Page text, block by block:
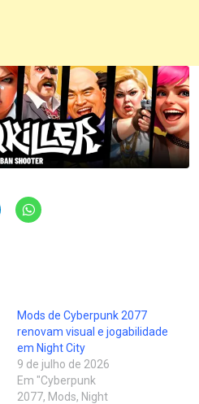
Mods de Cyberpunk 2077
renovam visual e jogabilidade
em Night City
9 de julho de 2026
Em "Cyberpunk
2077, Mods, Night